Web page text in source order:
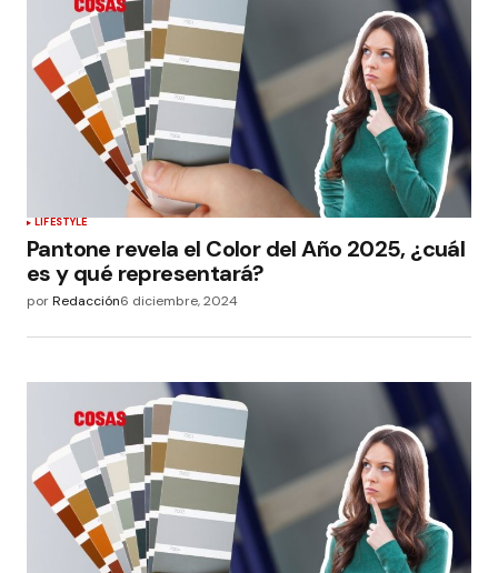
LIFESTYLE
Pantone revela el Color del Año 2025, ¿cuál
es y qué representará?
porRedacción6 diciembre, 2024